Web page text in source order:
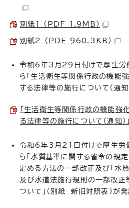
別紙1 （PDF 1.9MB）
別紙2 （PDF 960.3KB）
令和6年3月29日付けで厚生労
ら「生活衛生等関係行政の機能
する法律等の施行について（通知
「生活衛生等関係行政の機能強
る法律等の施行について（通知
令和6年3月21日付けで厚生労
ら「水質基準に関する省令の規
定める方法の一部改正及び「水
及び水道法施行規則の一部改正
ついて」（別紙 新旧対照表）が